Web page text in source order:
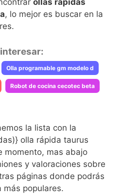
ollas rápidas
, lo mejor es buscar en la
Olla programable gm modelo d
Robot de cocina cecotec beta
la lista con la
olla rápida taurus
momento, mas abajo
y valoraciones sobre
páginas donde podrás
más populares.